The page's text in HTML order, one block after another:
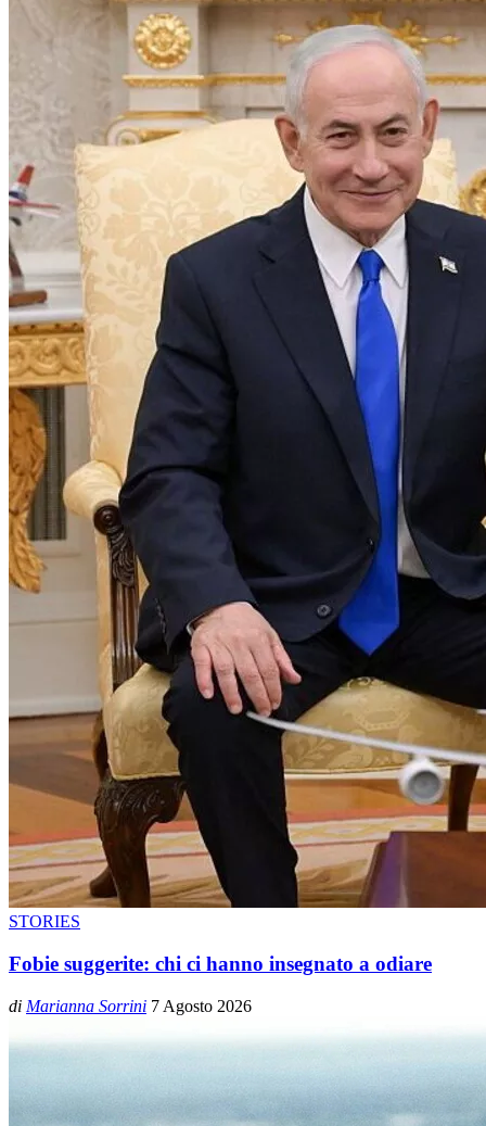
STORIES
Fobie suggerite: chi ci hanno insegnato a odiare
di Marianna Sorrini 7 Agosto 2026